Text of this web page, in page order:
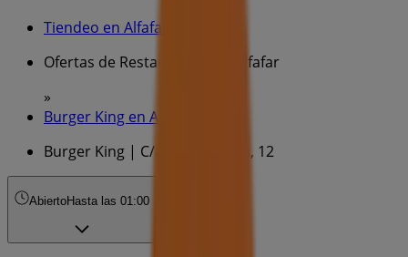
Tiendeo en Alfafar
Ofertas de Restauración en Alfafar
»
Burger King en Alfafar
Burger King | C/alqueria Nova, 12
AbiertoHasta las 01:00